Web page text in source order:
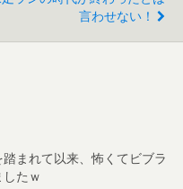
言わせない！
まれて以来、怖くてビブラ
たｗ